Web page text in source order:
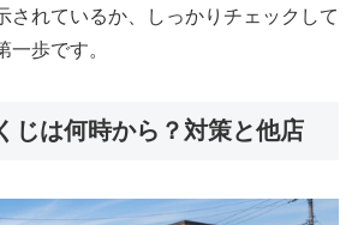
されているか、しっかりチェックして
一歩です。
じは何時から？対策と他店